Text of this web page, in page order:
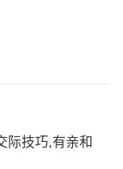
际技巧,有亲和